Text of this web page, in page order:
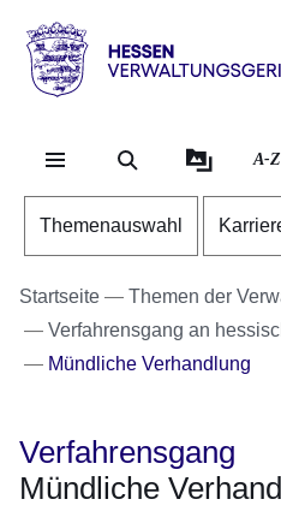
Hessen
A-Z
Themenauswahl
Startseite
Themen der
Verfahrensgang an
Mündliche Verhandlung
Verfahrensgang
Mündliche